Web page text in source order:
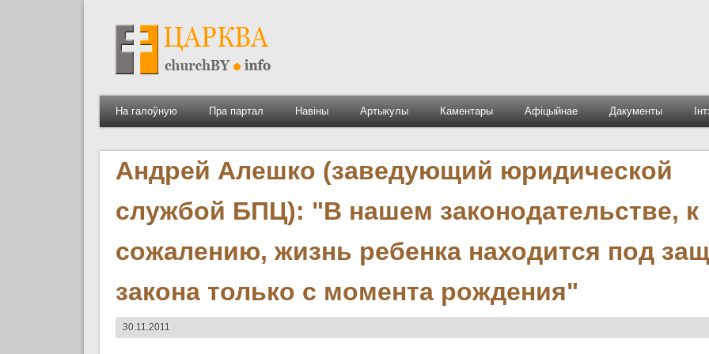
На галоўную Пра партал Навіны Артыкулы Каментары Афіцыйнае Дакументы
Андрей Алешко (заведующий юридической
службой БПЦ): "В нашем законодательстве, к
сожалению, жизнь ребенка находится под
закона только с момента рождения"
30.11.2011